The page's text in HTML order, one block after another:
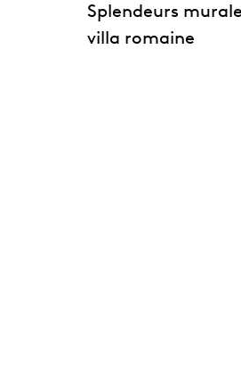
Splendeurs
villa romaine